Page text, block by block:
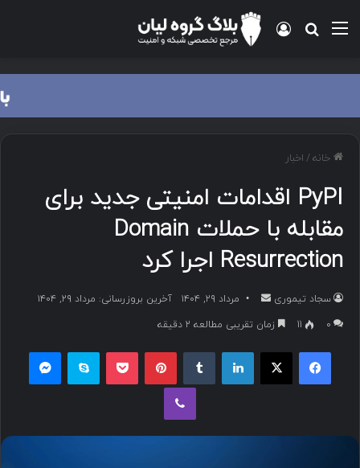
منو جستجو برای
ورود
خانه/ اخبار
PyPI اقدامات امنیتی جدید برای
مقابله با حملات Domain
Resurrection اجرا کرد
سجاد تیموری
ا
ا
مرداد ۲۹, ۱۴۰۴
آخرین بروزرسانی: مرداد ۲۹, ۱۴۰۴
۰
11 زمان تقریبی مطالعه 2 دقیقه
فیسبوک ایکس لینکداین پینتریست پاکت اسکایپ
وایبر